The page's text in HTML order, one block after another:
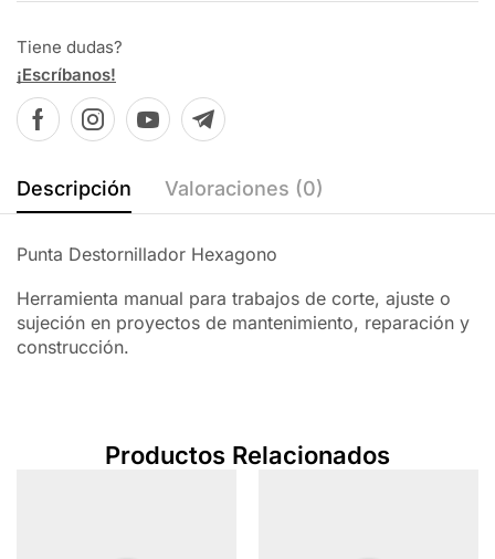
Tiene dudas?
¡Escríbanos!
Descripción Valoraciones (0)
Punta Destornillador Hexagono
Herramienta manual para trabajos de corte, ajuste o
sujeción en proyectos de mantenimiento, reparación y
construcción.
Productos Relacionados